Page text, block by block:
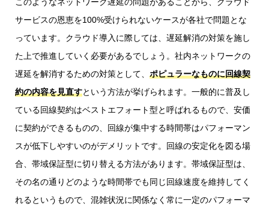
サービスの恩恵を100%受けられないケースが各社で問題とな
っています。クラウド導入に際しては、遅延解消の対策を施し
た上で推進していく必要があるでしょう。社内ネットワークの
遅延を解消するための対策として、 ポピュラーなものに回線契
約の内容を見直すという方法が挙げられます。一般的に普及し
ている回線契約はベストエフォート型と呼ばれるもので、安価
に契約ができるものの、回線が集中する時間帯はパフォーマン
スが低下しやすいのがデメリットです。回線の安定化を図る場
合、帯域保証型に切り替える方法があります。帯域保証型は、
その名の通りどのような時間帯でも同じ回線速度を維持してく
れるというもので、混雑状況に関係なく常に一定のパフォーマ